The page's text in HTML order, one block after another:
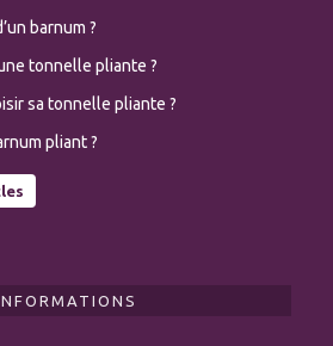
barnum ?
tonnelle pliante ?
sa tonnelle pliante ?
pliant ?